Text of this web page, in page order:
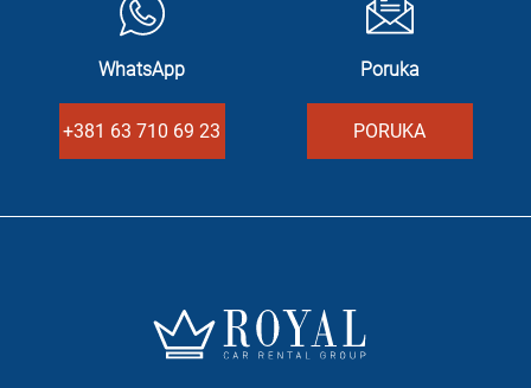
WhatsApp
+381 63 710 69 23
Poruka
PORUKA